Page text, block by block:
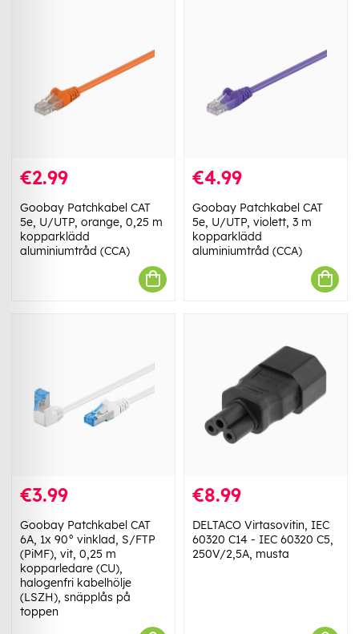
€2.99
Goobay Patchkabel CAT
5e, U/UTP, orange, 0,25 m
kopparklädd
aluminiumtråd (CCA)
€4.99
Goobay Patchkabel CAT
5e, U/UTP, violett, 3 m
kopparklädd
aluminiumtråd (CCA)
€3.99
Goobay Patchkabel CAT
6A, 1x 90° vinklad, S/FTP
(PiMF), vit, 0,25 m
kopparledare (CU),
halogenfri kabelhölje
(LSZH), snäpplås på
toppen
€8.99
DELTACO Virtasovitin, IEC
60320 C14 - IEC 60320 C5,
250V/2,5A, musta